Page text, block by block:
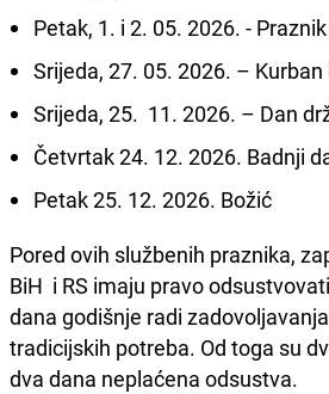
Petak, 1. i 2. 05. 2026. -
Srijeda, 27. 05. 2026. –
Srijeda, 25. 11. 2026. – Dan
Četvrtak 24. 12. 2026. Badnji
Petak 25. 12. 2026. Božić
Pored ovih službenih praznika,
BiH i RS imaju pravo
dana godišnje radi
tradicijskih potreba. Od toga su
dva dana neplaćena odsustva.